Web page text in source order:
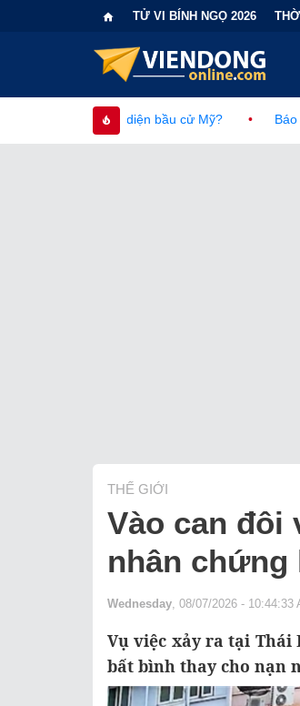
TỬ VI BÍNH NGỌ 2026
• Báo Cáo Mới Của Hạ
THẾ GIỚI
Vào can đôi
nhân chứng
Wednesday , 08/07/2026 - 10:44:33
Vụ việc xảy ra tại
bất bình thay cho nạn